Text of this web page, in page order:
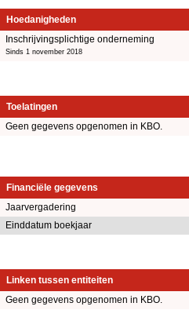
Hoedanigheden
Inschrijvingsplichtige onderneming
Sinds 1 november 2018
Toelatingen
Geen gegevens opgenomen in KBO.
Financiële gegevens
Jaarvergadering
Einddatum boekjaar
Linken tussen entiteiten
Geen gegevens opgenomen in KBO.